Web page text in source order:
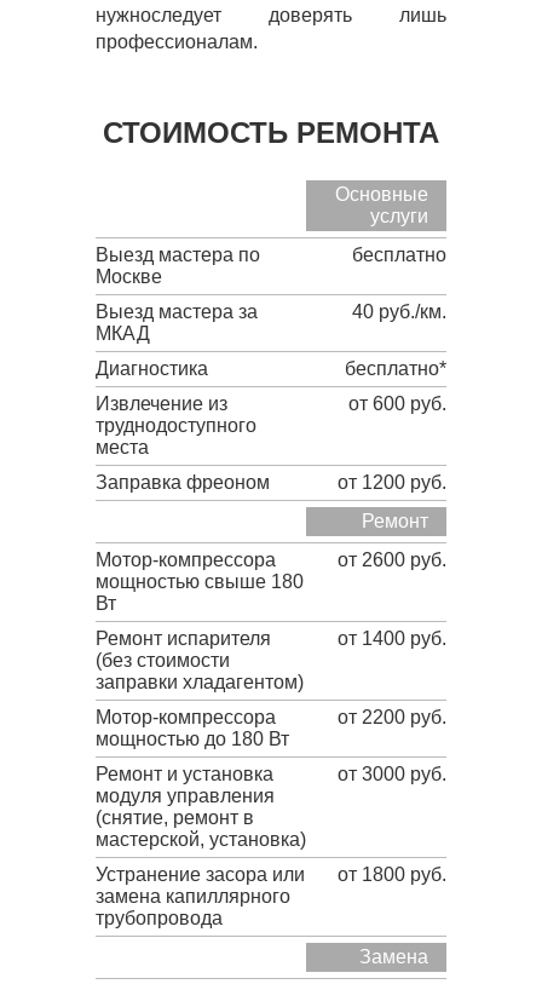
нужноследует доверять лишь
профессионалам.
СТОИМОСТЬ РЕМОНТА
Основные
услуги
Выезд мастера по
Москве
бесплатно
Выезд мастера за
МКАД
40 руб./км.
Диагностика
бесплатно*
Извлечение из
труднодоступного
места
от 600 руб.
Заправка фреоном
от 1200 руб.
Ремонт
Мотор-компрессора
мощностью свыше 180
Вт
от 2600 руб.
Ремонт испарителя
(без стоимости
заправки хладагентом)
от 1400 руб.
Мотор-компрессора
мощностью до 180 Вт
от 2200 руб.
Ремонт и установка
модуля управления
(снятие, ремонт в
мастерской, установка)
от 3000 руб.
Устранение засора или
замена капиллярного
трубопровода
от 1800 руб.
Замена